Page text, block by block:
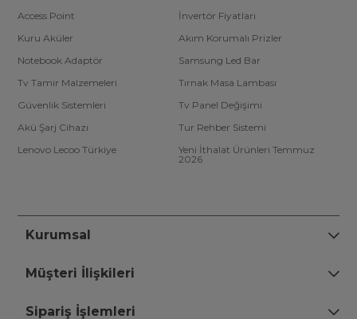
Access Point
İnvertör Fiyatları
Kuru Aküler
Akım Korumalı Prizler
Notebook Adaptör
Samsung Led Bar
Tv Tamir Malzemeleri
Tırnak Masa Lambası
Güvenlik Sistemleri
Tv Panel Değişimi
Akü Şarj Cihazı
Tur Rehber Sistemi
Lenovo Lecoo Türkiye
Yeni İthalat Ürünleri Temmuz
2026
Kurumsal
Müşteri İlişkileri
Sipariş İşlemleri